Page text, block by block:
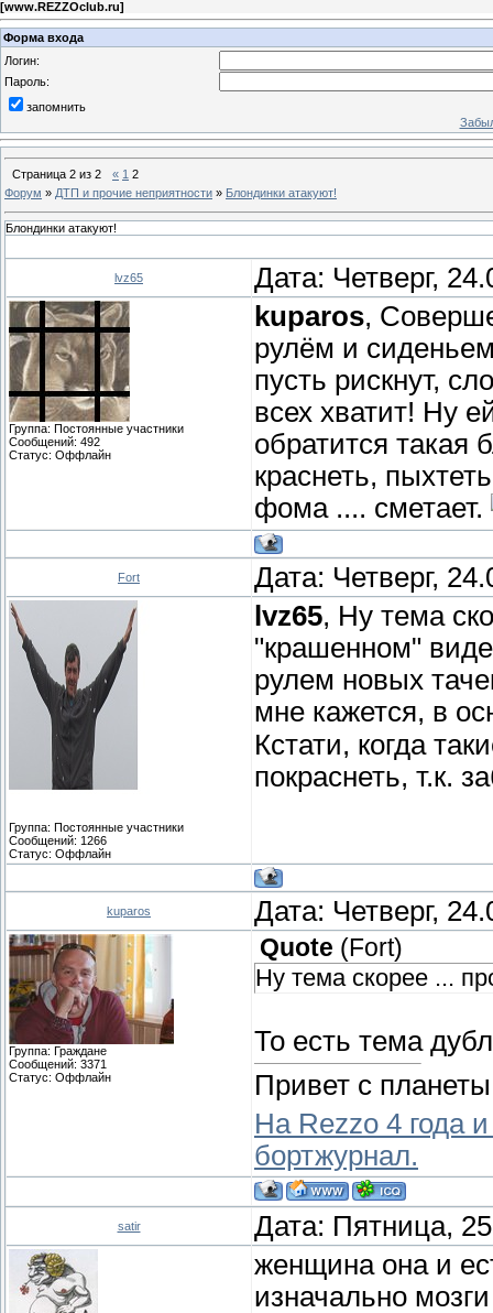
[www.REZZOclub.ru]
Форма входа
Логин:
Пароль:
запомнить
Страница 2 из 2 « 1 2
Форум » ДТП и прочие неприятности » Блондинки атакуют!
Блондинки атакуют!
lvz65 Дата: Четверг,
Группа: Постоянные участники
Сообщений: 492
Статус: Оффлайн
kuparos,
рулём и
пусть рискнут,
всех хватит! Ну
обратится такая
краснеть,
фома .... сметает.
Fort Дата: Четверг,
Группа: Постоянные участники
Сообщений: 1266
Статус: Оффлайн
lvz65, Ну тема
"крашенном"
рулем новых
мне кажется, в
Кстати, когда
покраснеть, т.к.
kuparos Дата: Четверг,
Группа: Граждане
Сообщений: 3371
Статус: Оффлайн
Quote (Fort)
Ну тема скорее ...
То есть тема
Привет с
На Rezzo 4 года
бортжурнал.
satir Дата: Пятница,
женщина она и
изначально